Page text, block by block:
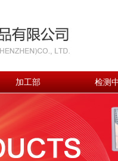
加工部 检测